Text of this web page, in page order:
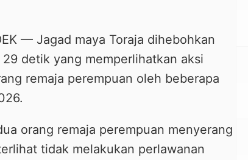
— Jagad maya Toraja dihebohkan
detik yang memperlihatkan aksi
remaja perempuan oleh beberapa
orang remaja perempuan menyerang
tidak melakukan perlawanan